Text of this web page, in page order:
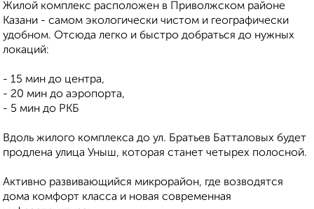
Жилой комплекс расположен в Приволжском районе
Казани - самом экологически чистом и географически
удобном. Отсюда легко и быстро добраться до нужных
локаций:
- 15 мин до центра,
- 20 мин до аэропорта,
- 5 мин до РКБ
Вдоль жилого комплекса до ул. Братьев Батталовых будет
продлена улица Уныш, которая станет четырех полосной.
Активно развивающийся микрорайон, где возводятся
дома комфорт класса и новая современная